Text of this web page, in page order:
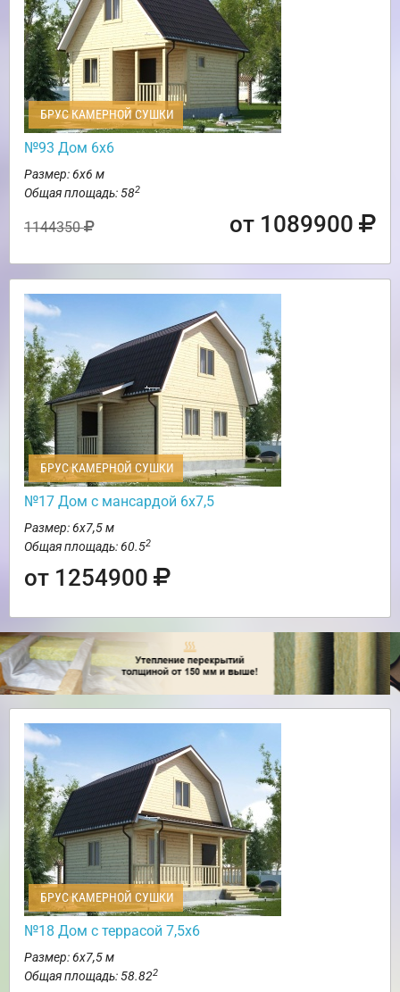
БРУС КАМЕРНОЙ СУШКИ
№93 Дом 6х6
Размер: 6х6 м
Общая площадь: 582
1144350 от 1089900
БРУС КАМЕРНОЙ СУШКИ
№17 Дом с мансардой 6х7,5
Размер: 6х7,5 м
Общая площадь: 60.52
от 1254900
БРУС КАМЕРНОЙ СУШКИ
№18 Дом с террасой 7,5х6
Размер: 6х7,5 м
Общая площадь: 58.822